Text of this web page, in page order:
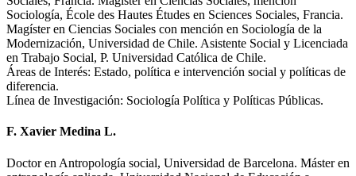
Sociología, École des Hautes Études en Sciences Sociales, Francia.
Magíster en Ciencias Sociales con mención en Sociología de la
Modernización, Universidad de Chile. Asistente Social y Licenciada
en Trabajo Social, P. Universidad Católica de Chile.
Áreas de Interés: Estado, política e intervención social y políticas de
diferencia.
Línea de Investigación: Sociología Política y Políticas Públicas.
F. Xavier Medina L.
Doctor en Antropología social, Universidad de Barcelona. Máster en